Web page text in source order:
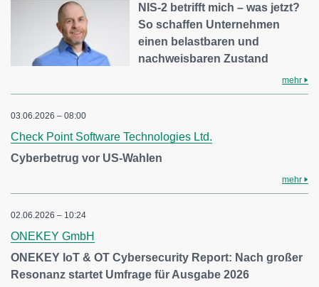
NIS-2 betrifft mich – was jetzt?
So schaffen Unternehmen
einen belastbaren und
nachweisbaren Zustand
mehr
03.06.2026 – 08:00
Check Point Software Technologies Ltd.
Cyberbetrug vor US-Wahlen
mehr
02.06.2026 – 10:24
ONEKEY GmbH
ONEKEY IoT & OT Cybersecurity Report: Nach großer
Resonanz startet Umfrage für Ausgabe 2026